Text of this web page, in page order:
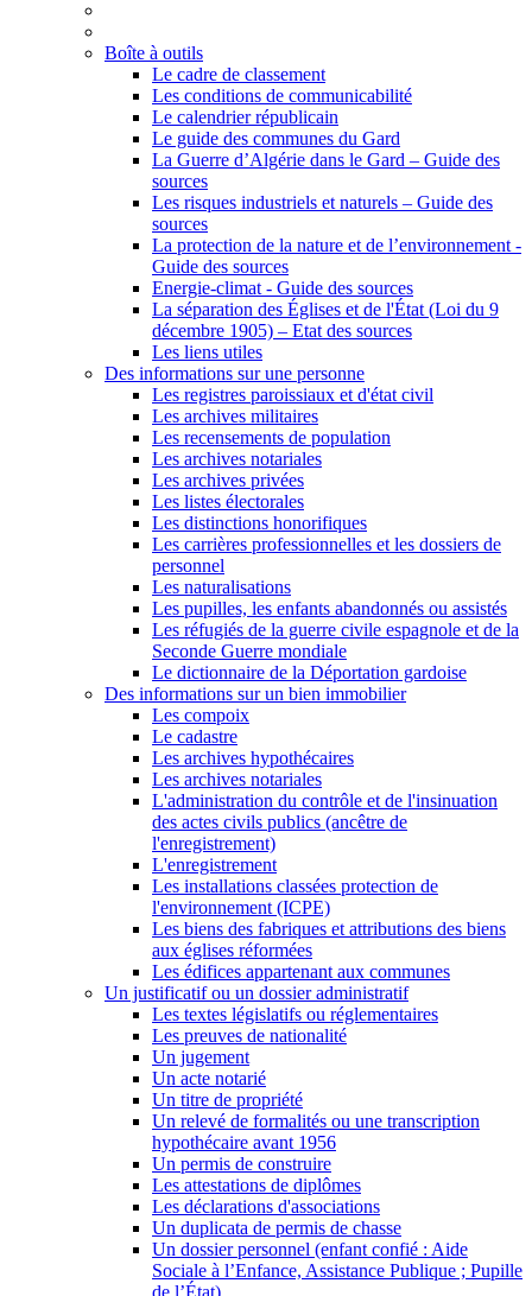
Boîte à outils
Le cadre de classement
Les conditions de communicabilité
Le calendrier républicain
Le guide des communes du Gard
La Guerre d’Algérie dans le Gard – Guide des
sources
Les risques industriels et naturels – Guide des
sources
La protection de la nature et de l’environnement -
Guide des sources
Energie-climat - Guide des sources
La séparation des Églises et de l'État (Loi du 9
décembre 1905) – Etat des sources
Les liens utiles
Des informations sur une personne
Les registres paroissiaux et d'état civil
Les archives militaires
Les recensements de population
Les archives notariales
Les archives privées
Les listes électorales
Les distinctions honorifiques
Les carrières professionnelles et les dossiers de
personnel
Les naturalisations
Les pupilles, les enfants abandonnés ou assistés
Les réfugiés de la guerre civile espagnole et de la
Seconde Guerre mondiale
Le dictionnaire de la Déportation gardoise
Des informations sur un bien immobilier
Les compoix
Le cadastre
Les archives hypothécaires
Les archives notariales
L'administration du contrôle et de l'insinuation
des actes civils publics (ancêtre de
l'enregistrement)
L'enregistrement
Les installations classées protection de
l'environnement (ICPE)
Les biens des fabriques et attributions des biens
aux églises réformées
Les édifices appartenant aux communes
Un justificatif ou un dossier administratif
Les textes législatifs ou réglementaires
Les preuves de nationalité
Un jugement
Un acte notarié
Un titre de propriété
Un relevé de formalités ou une transcription
hypothécaire avant 1956
Un permis de construire
Les attestations de diplômes
Les déclarations d'associations
Un duplicata de permis de chasse
Un dossier personnel (enfant confié : Aide
Sociale à l’Enfance, Assistance Publique ; Pupille
de l’État)